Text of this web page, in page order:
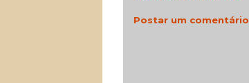
Postar um comentário